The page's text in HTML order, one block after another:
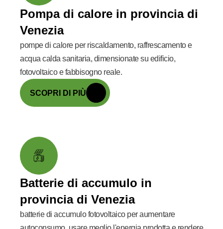
Pompa di calore in provincia di
Venezia
pompe di calore per riscaldamento, raffrescamento e
acqua calda sanitaria, dimensionate su edificio,
fotovoltaico e fabbisogno reale.
SCOPRI DI PIÙ
Batterie di accumulo in
provincia di Venezia
batterie di accumulo fotovoltaico per aumentare